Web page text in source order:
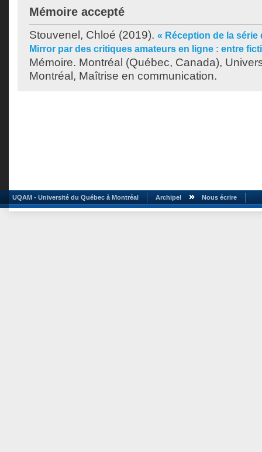
Mémoire accepté
Stouvenel, Chloé (2019). « Réception de la
Mirror par des critiques amateurs en ligne : entre
Mémoire. Montréal (Québec, Canada),
Montréal, Maîtrise en communication.
UQAM - Université du Québec à Montréal Archipel Nous écrire